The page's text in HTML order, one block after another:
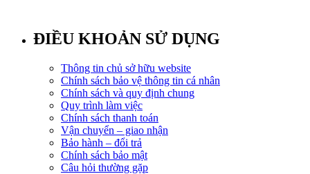
ĐIỀU KHOẢN SỬ DỤNG
Thông tin chủ sở hữu website
Chính sách bảo vệ thông tin cá nhân
Chính sách và quy định chung
Quy trình làm việc
Chính sách thanh toán
Vận chuyển – giao nhận
Bảo hành – đổi trả
Chính sách bảo mật
Câu hỏi thường gặp